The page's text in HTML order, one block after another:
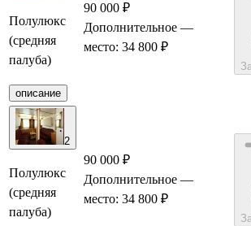
Полулюкс
(средняя
палуба)
описание
90 000 ₽
Дополнительное
место: 34 800 ₽
—
2
Полулюкс
(средняя
палуба)
90 000 ₽
Дополнительное
место: 34 800 ₽
—